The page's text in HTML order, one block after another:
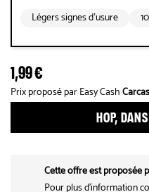
Légers signes d’usure
1,99 €
Prix proposé par Easy Cash
HOP,
Cette offre est proposée
Pour plus d'information